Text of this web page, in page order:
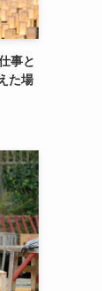
事と
た場